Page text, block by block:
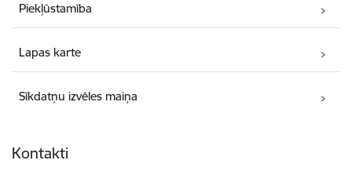
Piekļūstamība
Lapas karte
Sīkdatņu izvēles maiņa
Kontakti